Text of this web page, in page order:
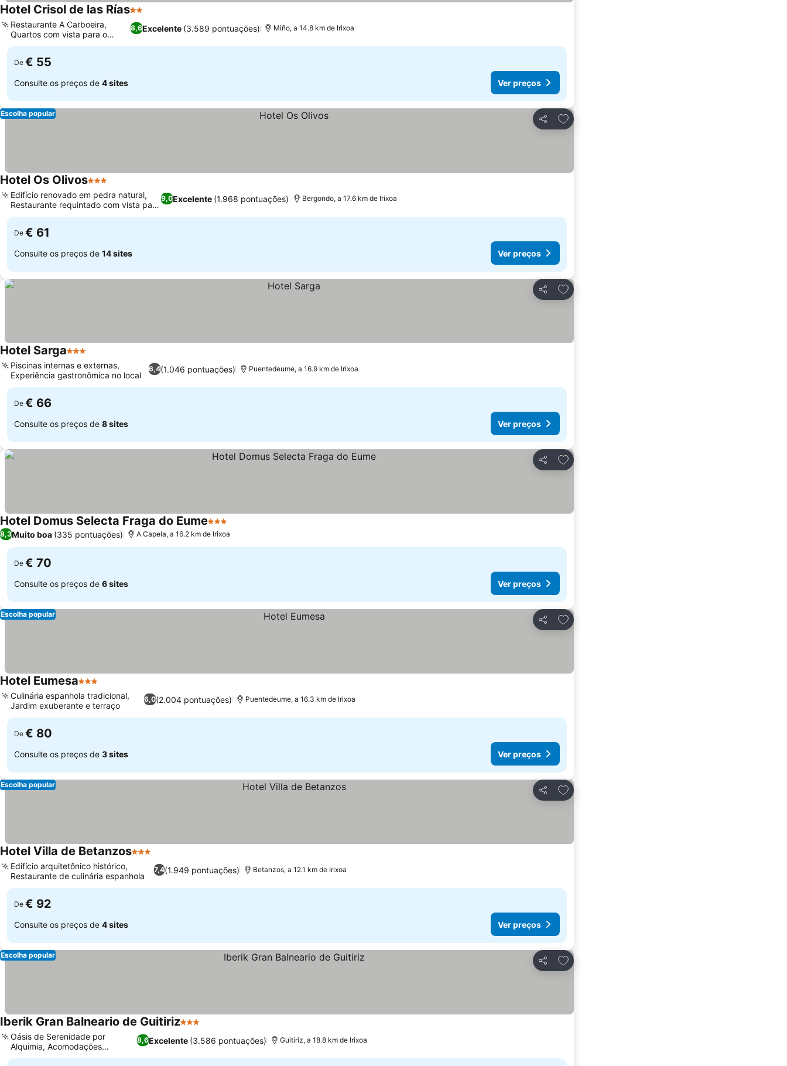
Hotel Crisol de las Rías2 Estrelas
8,6Excelente (3.589 pontuações)
Restaurante A Carboeira,
Quartos com vista para o
estuário
Miño, a 14.8 km de Irixoa
De € 55
Consulte os preços de 4 sites Ver preços
Partilhar
Adicionar aos favoritos
Escolha popular
Hotel Os Olivos3 Estrelas
9,0Excelente (1.968 pontuações)
Edifício renovado em pedra natural,
Restaurante requintado com vista para
o vale
Bergondo, a 17.6 km de Irixoa
De € 61
Consulte os preços de 14 sites Ver preços
Partilhar
Adicionar aos favoritos
Hotel Sarga3 Estrelas
6,4(1.046 pontuações)
Piscinas internas e externas,
Experiência gastronômica no local
Puentedeume, a 16.9 km de Irixoa
De € 66
Consulte os preços de 8 sites Ver preços
Partilhar
Adicionar aos favoritos
Hotel Domus Selecta Fraga do Eume3 Estrelas
8,3Muito boa (335 pontuações) A Capela, a 16.2 km de Irixoa
De € 70
Consulte os preços de 6 sites Ver preços
Partilhar
Adicionar aos favoritos
Escolha popular
Hotel Eumesa3 Estrelas
6,0(2.004 pontuações)
Culinária espanhola tradicional,
Jardim exuberante e terraço
Puentedeume, a 16.3 km de Irixoa
De € 80
Consulte os preços de 3 sites Ver preços
Partilhar
Adicionar aos favoritos
Escolha popular
Hotel Villa de Betanzos3 Estrelas
7,4(1.949 pontuações)
Edifício arquitetônico histórico,
Restaurante de culinária espanhola
Betanzos, a 12.1 km de Irixoa
De € 92
Consulte os preços de 4 sites Ver preços
Partilhar
Adicionar aos favoritos
Escolha popular
Iberik Gran Balneario de Guitiriz3 Estrelas
8,6Excelente (3.586 pontuações)
Oásis de Serenidade por
Alquimia, Acomodações
modernizadas
Guitiriz, a 18.8 km de Irixoa